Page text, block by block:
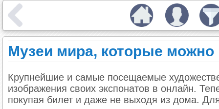
Музеи мира, которые можно
Крупнейшие и самые посещаемые
изображения своих экспонатов в онлайн.
покупая билет и даже не выходя из дома.